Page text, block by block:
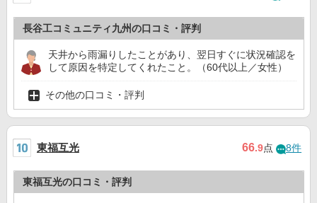
長谷工コミュニティ九州の口コミ・評判
天井から雨漏りしたことがあり、翌日すぐに状況確認を
して原因を特定してくれたこと。（60代以上／女性）
その他の口コミ・評判
東福互光 66.9点 8件
東福互光の口コミ・評判